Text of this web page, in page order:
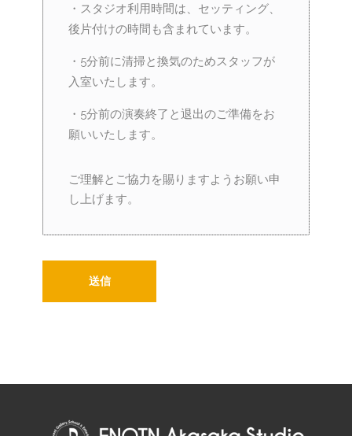
・スタジオ利用時間は、セッティング、
後片付けの時間も含まれています。
・5分前に清掃と換気のためスタッフが
入室いたします。
・5分前の演奏終了と退出のご準備をお
願いいたします。
ご理解とご協力を賜りますようお願い申
し上げます。